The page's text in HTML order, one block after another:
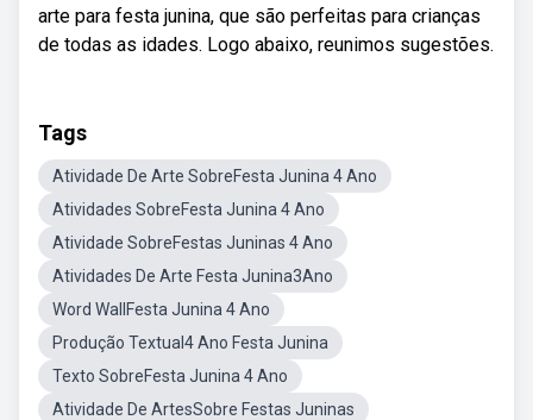
arte para festa junina, que são perfeitas para crianças
de todas as idades. Logo abaixo, reunimos sugestões.
Tags
Atividade De Arte SobreFesta Junina 4 Ano
Atividades SobreFesta Junina 4 Ano
Atividade SobreFestas Juninas 4 Ano
Atividades De Arte Festa Junina3Ano
Word WallFesta Junina 4 Ano
Produção Textual4 Ano Festa Junina
Texto SobreFesta Junina 4 Ano
Atividade De ArtesSobre Festas Juninas